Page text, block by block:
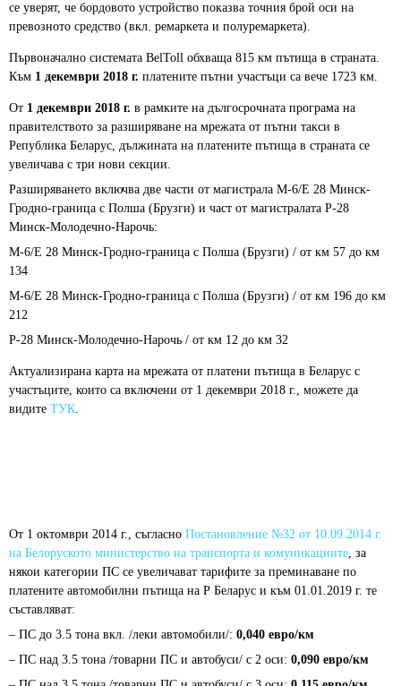
се уверят, че бордовото устройство показва точния брой оси на
превозното средство (вкл. ремаркета и полуремаркета).
Първоначално системата BelToll обхваща 815 км пътища в страната.
Към 1 декември 2018 г. платените пътни участъци са вече 1723 км.
От 1 декември 2018 г. в рамките на дългосрочната програма на
правителството за разширяване на мрежата от пътни такси в
Република Беларус, дължината на платените пътища в страната се
увеличава с три нови секции.
Разширяването включва две части от магистрала М-6/Е 28 Минск-
Гродно-граница с Полша (Брузги) и част от магистралата P-28
Минск-Молодечно-Нарочь:
М-6/Е 28 Минск-Гродно-граница с Полша (Брузги) / от км 57 до км
134
М-6/Е 28 Минск-Гродно-граница с Полша (Брузги) / от км 196 до км
212
P-28 Минск-Молодечно-Нарочь / от км 12 до км 32
Актуализирана карта на мрежата от платени пътища в Беларус с
участъците, които са включени от 1 декември 2018 г., можете да
видите ТУК.
От 1 октомври 2014 г., съгласно Постановление №32 от 10.09.2014 г.
на Белоруското министерство на транспорта и комуникациите, за
някои категории ПС се увеличават тарифите за преминаване по
платените автомобилни пътища на Р Беларус и към 01.01.2019 г. те
съставляват:
– ПС до 3.5 тона вкл. /леки автомобили/: 0,040 евро/км
– ПС над 3.5 тона /товарни ПС и автобуси/ с 2 оси: 0,090 евро/км